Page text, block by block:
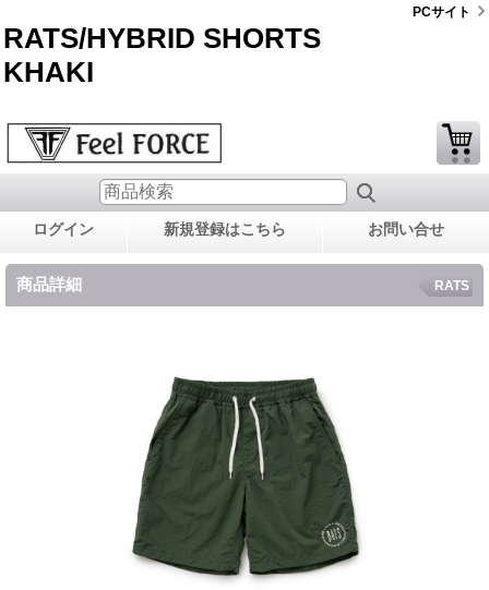
RATS/HYBRID SHORTS
KHAKI
PCサイト
ログイン 新規登録はこちら お問い合せ
商品詳細 RATS